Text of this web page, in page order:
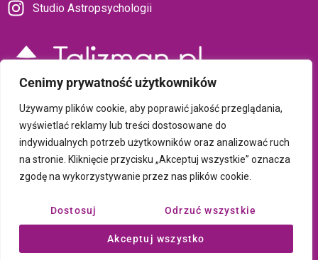
Cenimy prywatność użytkowników
Używamy plików cookie, aby poprawić jakość przeglądania,
wyświetlać reklamy lub treści dostosowane do
indywidualnych potrzeb użytkowników oraz analizować ruch
na stronie. Kliknięcie przycisku „Akceptuj wszystkie” oznacza
zgodę na wykorzystywanie przez nas plików cookie.
Dostosuj Odrzuć wszystkie
Akceptuj wszystko
Studio Astropsychologii
Sklep Talizman
Polityka prywatności i plików cookie
Wykonanie: ComputerSoft